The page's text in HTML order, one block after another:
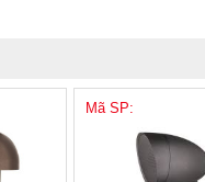
Mã SP: